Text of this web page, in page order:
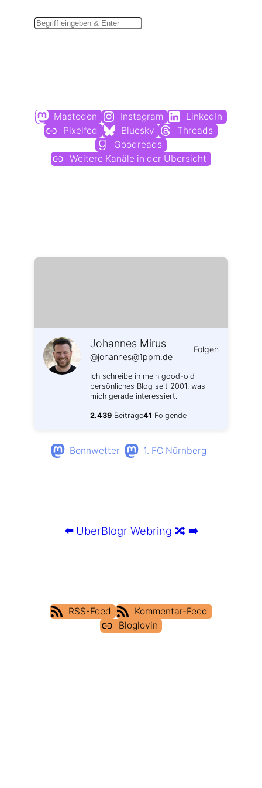
Mastodon Instagram
LinkedIn
Pixelfed
Bluesky
Threads
Goodreads
Weitere Kanäle in der Übersicht
Johannes Mirus
@johannes@1ppm.de
Folgen
Ich schreibe in mein good-old
persönliches Blog seit 2001, was
mich gerade interessiert.
2.439 Beiträge41 Folgende
Bonnwetter 1. FC Nürnberg
⬅️ UberBlogr Webring 🔀 ➡️
RSS-Feed
Kommentar-Feed
Bloglovin